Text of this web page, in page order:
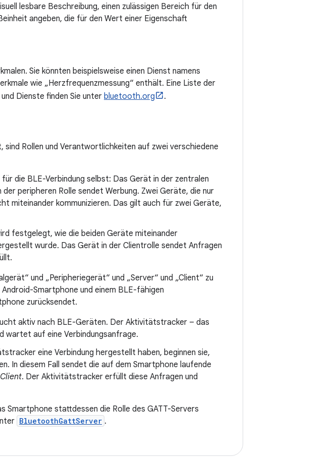
lesbare Beschreibung, einen zulässigen Bereich für den
angeben, die für den Wert einer Eigenschaft
Sie könnten beispielsweise einen Dienst namens
wie „Herzfrequenzmessung“ enthält. Eine Liste der
Dienste finden Sie unter bluetooth.org .
Rollen und Verantwortlichkeiten auf zwei verschiedene
die BLE-Verbindung selbst: Das Gerät in der zentralen
peripheren Rolle sendet Werbung. Zwei Geräte, die nur
miteinander kommunizieren. Das gilt auch für zwei Geräte,
festgelegt, wie die beiden Geräte miteinander
wurde. Das Gerät in der Clientrolle sendet Anfragen
und „Peripheriegerät“ und „Server“ und „Client“ zu
Smartphone und einem BLE-fähigen
zurücksendet.
aktiv nach BLE-Geräten. Der Aktivitätstracker – das
wartet auf eine Verbindungsanfrage.
eine Verbindung hergestellt haben, beginnen sie,
In diesem Fall sendet die auf dem Smartphone laufende
. Der Aktivitätstracker erfüllt diese Anfragen und
Smartphone stattdessen die Rolle des GATT-Servers
BluetoothGattServer .